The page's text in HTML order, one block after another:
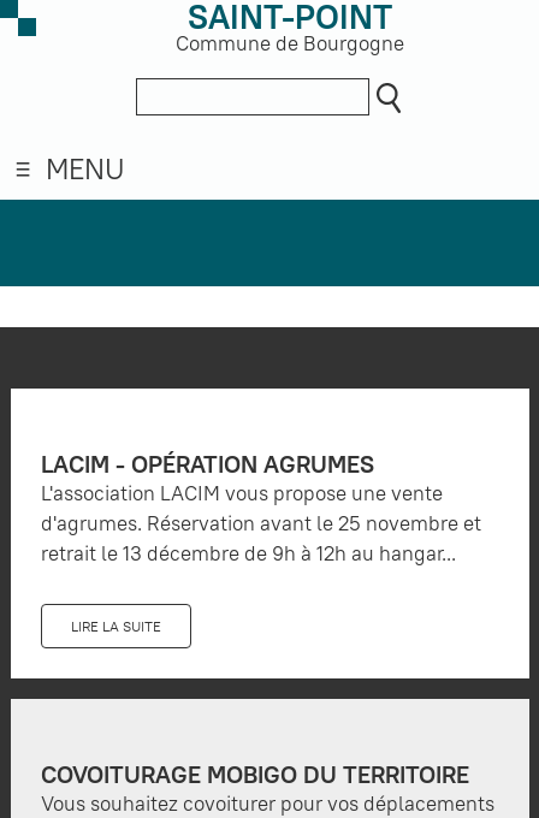
SAINT-POINT
Commune de Bourgogne
MENU
LACIM - OPÉRATION AGRUMES
L'association LACIM vous propose une vente
d'agrumes. Réservation avant le 25 novembre et
retrait le 13 décembre de 9h à 12h au hangar...
LIRE LA SUITE
COVOITURAGE MOBIGO DU TERRITOIRE
Vous souhaitez covoiturer pour vos déplacements